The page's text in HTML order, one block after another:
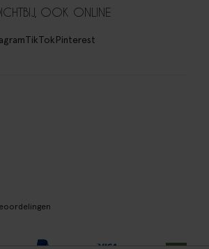
OOK ONLINE
TikTokPinterest